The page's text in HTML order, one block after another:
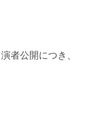
者公開につき、